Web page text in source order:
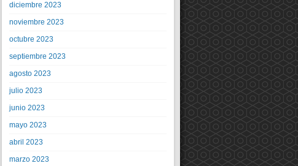
diciembre 2023
noviembre 2023
octubre 2023
septiembre 2023
agosto 2023
julio 2023
junio 2023
mayo 2023
abril 2023
marzo 2023